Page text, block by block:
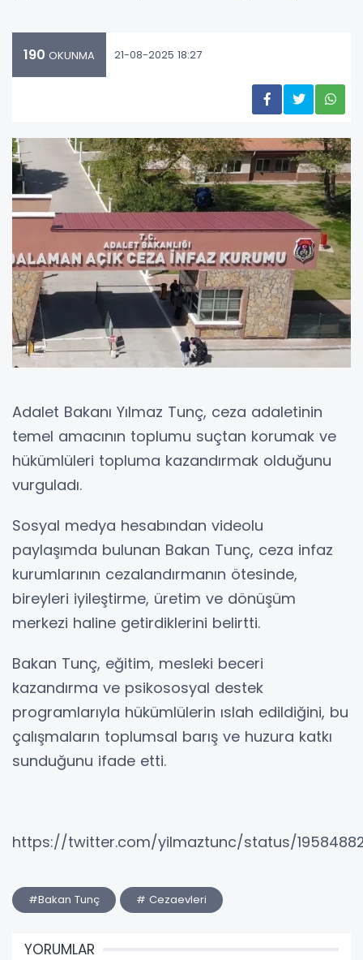
190 OKUNMA 21-08-2025 18:27
Adalet Bakanı Yılmaz Tunç, ceza adaletinin
temel amacının toplumu suçtan korumak ve
hükümlüleri topluma kazandırmak olduğunu
vurguladı.
Sosyal medya hesabından videolu
paylaşımda bulunan Bakan Tunç, ceza infaz
kurumlarının cezalandırmanın ötesinde,
bireyleri iyileştirme, üretim ve dönüşüm
merkezi haline getirdiklerini belirtti.
Bakan Tunç, eğitim, mesleki beceri
kazandırma ve psikososyal destek
programlarıyla hükümlülerin ıslah edildiğini, bu
çalışmaların toplumsal barış ve huzura katkı
sunduğunu ifade etti.
https://twitter.com/yilmaztunc/status/
#Bakan Tunç # Cezaevleri
YORUMLAR